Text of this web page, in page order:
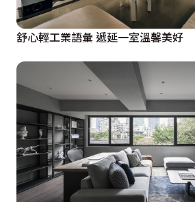
舒心輕工業語彙 遞延一室溫馨美好